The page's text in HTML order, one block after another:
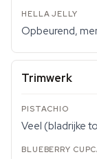
Opbeurend,
Trimwerk
Veel (bladrijke